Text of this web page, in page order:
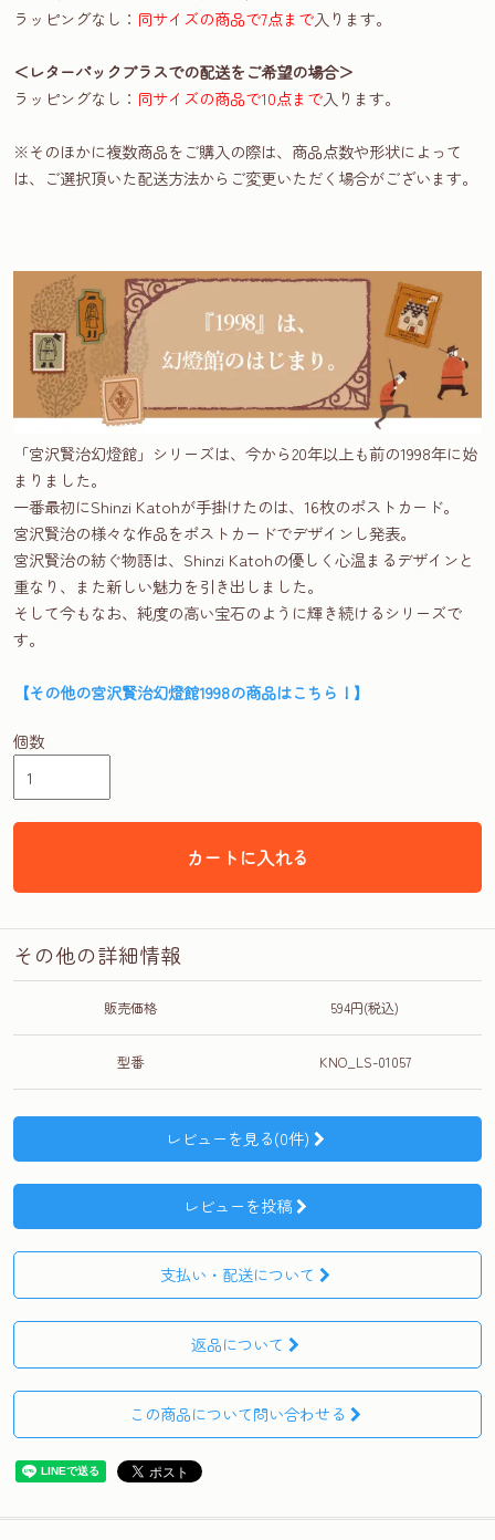
ラッピングなし： 同サイズの商品で7点まで入ります。
＜レターパックプラスでの配送をご希望の場合＞
ラッピングなし： 同サイズの商品で10点まで入ります。
※そのほかに複数商品をご購入の際は、商品点数や形状によって
は、ご選択頂いた配送方法からご変更いただく場合がございます。
「宮沢賢治幻燈館」シリーズは、今から20年以上も前の1998年に始
まりました。
一番最初にShinzi Katohが手掛けたのは、16枚のポストカード。
宮沢賢治の様々な作品をポストカードでデザインし発表。
宮沢賢治の紡ぐ物語は、Shinzi Katohの優しく心温まるデザインと
重なり、また新しい魅力を引き出しました。
そして今もなお、純度の高い宝石のように輝き続けるシリーズで
す。
【その他の宮沢賢治幻燈館1998の商品はこちら！】
個数
カートに入れる
その他の詳細情報
販売価格 594円(税込)
型番 KNO_LS-01057
レビューを見る(0件)
レビューを投稿
支払い・配送について
返品について
この商品について問い合わせる